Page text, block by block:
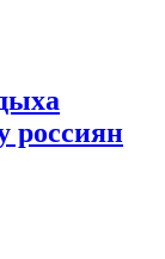
россиян